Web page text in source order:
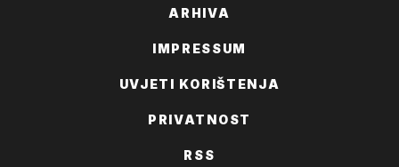
ARHIVA
IMPRESSUM
UVJETI KORIŠTENJA
PRIVATNOST
RSS